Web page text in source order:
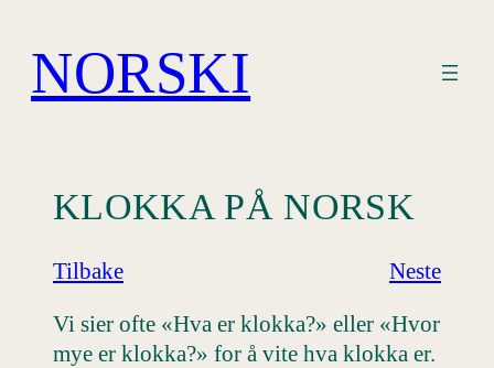
innhold
NORSKI
KLOKKA PÅ NORSK
Tilbake
Neste
Vi sier ofte «Hva er klokka?» eller «Hvor
mye er klokka?» for å vite hva klokka er.